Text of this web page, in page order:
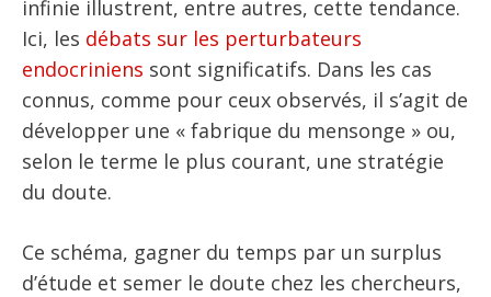
infinie illustrent, entre autres, cette tendance.
Ici, les débats sur les perturbateurs
endocriniens sont significatifs. Dans les cas
connus, comme pour ceux observés, il s’agit de
développer une « fabrique du mensonge » ou,
selon le terme le plus courant, une stratégie
du doute.
Ce schéma, gagner du temps par un surplus
d’étude et semer le doute chez les chercheurs,